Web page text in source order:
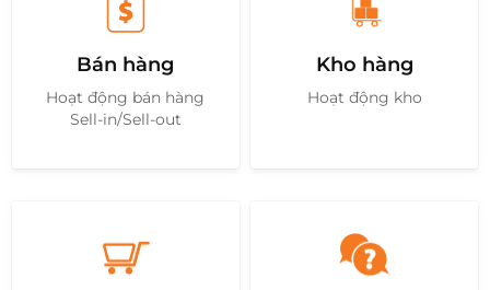
Bán hàng
Hoạt động bán hàng
Sell-in/Sell-out
Kho hàng
Hoạt động kho